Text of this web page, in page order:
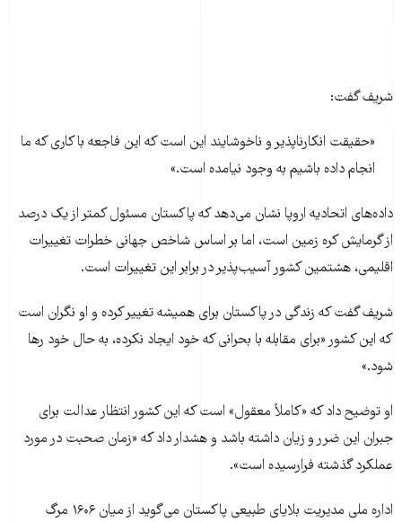
شریف گفت:
«حقیقت انکارناپذیر و ناخوشایند این است که این فاجعه با کاری که ما
انجام داده‌ باشیم به وجود نیامده است.»
داده‌های اتحادیه اروپا نشان می‌دهد که پاکستان مسئول کمتر از یک درصد
از گرمایش کره زمین است، اما بر اساس شاخص جهانی خطرات تغییرات
اقلیمی، هشتمین کشور آسیب‌پذیر در برابر این تغییرات است.
شریف گفت که زندگی در پاکستان برای همیشه تغییر کرده و او نگران است
که این کشور «برای مقابله با بحرانی که خود ایجاد نکرده‌، به حال خود رها
شود.»
او توضیح داد که «کاملاً معقول» است که این کشور انتظار عدالت برای
جبران این ضرر و زیان داشته باشد و هشدار داد که «زمان صحبت در مورد
عملکرد گذشته فرارسیده است».
اداره ملی مدیریت بلایای طبیعی پاکستان می‌گوید از میان ۱۶۰۶ مرگ